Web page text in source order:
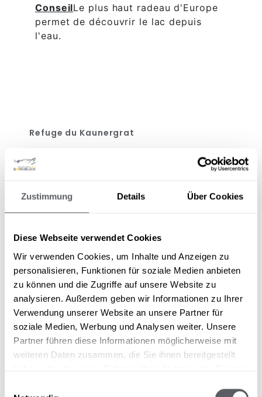
Zustimmung Details Über Cookies
Diese Webseite verwendet Cookies
Wir verwenden Cookies, um Inhalte und Anzeigen zu
personalisieren, Funktionen für soziale Medien anbieten
zu können und die Zugriffe auf unsere Website zu
analysieren. Außerdem geben wir Informationen zu Ihrer
Verwendung unserer Website an unsere Partner für
soziale Medien, Werbung und Analysen weiter. Unsere
Partner führen diese Informationen möglicherweise mit
weiteren Daten zusammen, die Sie ihnen bereitgestellt
ConseilLe plus haut radeau d'Europe
permet de découvrir le lac depuis
l'eau.
Refuge du Kaunergrat
Le site
est situé à
d'ascension, le refuge le plus haut de la
vallée du Pitz est un but de journée
alpinistes sont attirés par la célèbre
arête est jusqu'à la Wazespitze (3 532
m), le plus haut sommet du Kaunergrat.
TOP 10 DES JOYAUX NATURELS DU PARC NATUREL
DU KAUNERGRAT
Dans le parc naturel du Kaunergrat, les